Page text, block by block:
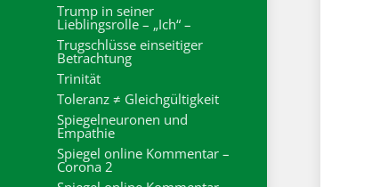
Trump in seiner
Lieblingsrolle – „Ich“ –
Trugschlüsse einseitiger
Betrachtung
Trinität
Toleranz ≠ Gleichgültigkeit
Spiegelneuronen und
Empathie
Spiegel online Kommentar –
Corona 2